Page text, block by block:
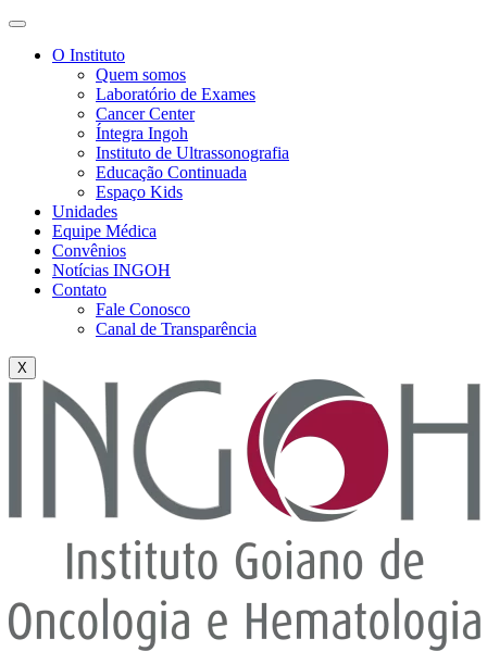
O Instituto
Quem somos
Laboratório de Exames
Cancer Center
Íntegra Ingoh
Instituto de Ultrassonografia
Educação Continuada
Espaço Kids
Unidades
Equipe Médica
Convênios
Notícias INGOH
Contato
Fale Conosco
Canal de Transparência
X